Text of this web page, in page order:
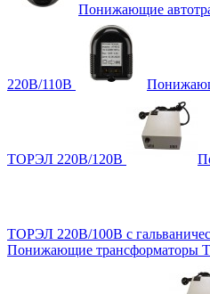
Понижающие
220В/110В
ТОРЭЛ 220В/120В
ТОРЭЛ 220В/100В с
Понижающие трансформаторы